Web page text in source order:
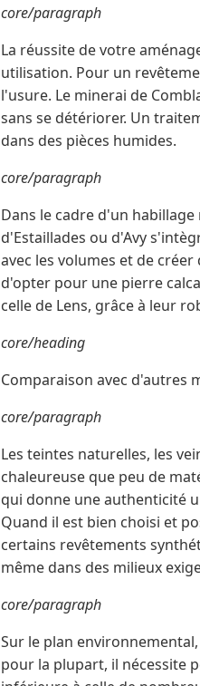
core/paragraph
La réussite de votre
utilisation. Pour un
l'usure. Le minerai de
sans se détériorer. Un
dans des pièces humides.
core/paragraph
Dans le cadre d'un
d'Estaillades ou d'Avy
avec les volumes et de
d'opter pour une pierre
celle de Lens, grâce à leur
core/heading
Comparaison avec d'autres
core/paragraph
Les teintes naturelles, les
chaleureuse que peu de
qui donne une authenticité
Quand il est bien choisi et
certains revêtements
même dans des milieux
core/paragraph
Sur le plan
pour la plupart, il nécessite